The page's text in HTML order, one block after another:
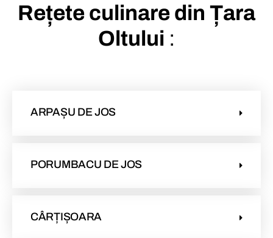
Rețete culinare din Țara
Oltului :
ARPAȘU DE JOS
PORUMBACU DE JOS
CÂRȚIȘOARA